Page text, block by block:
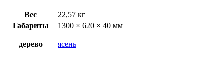
Вес
22,57 кг
Габариты
1300 × 620 × 40 мм
дерево ясень